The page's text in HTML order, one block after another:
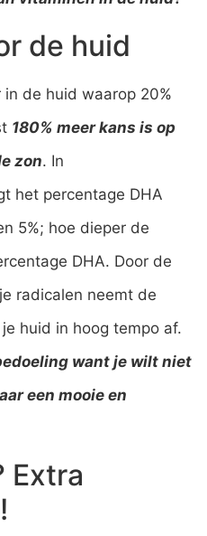
de huid
de huid waarop 20%
180% meer kans is op
zon. In
het percentage DHA
5%; hoe dieper de
DHA. Door de
radicalen neemt de
huid in hoog tempo af.
want je wilt niet
een mooie en
Extra